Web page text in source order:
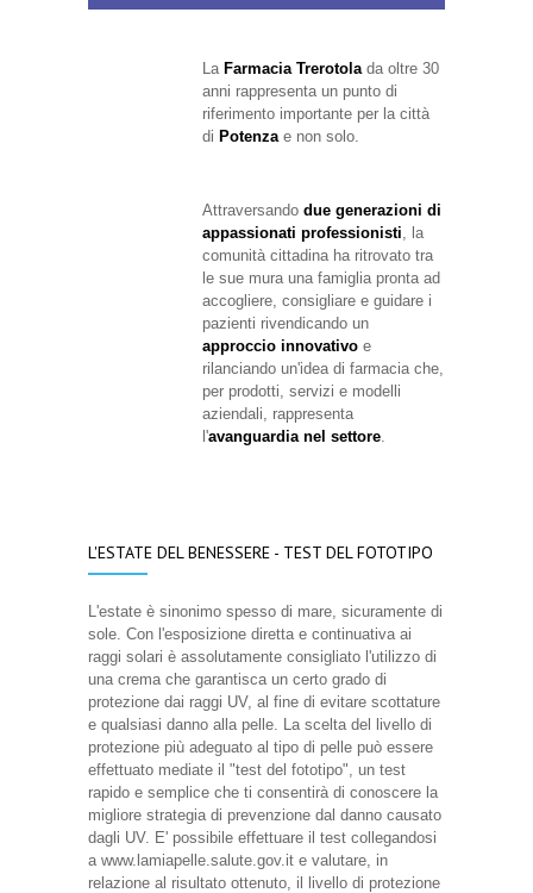
La Farmacia Trerotolada oltre 30
anni rappresenta un punto di
riferimento importante per la città
di Potenzae non solo.
Attraversando due generazioni di
appassionati professionisti, la
comunità cittadina ha ritrovato tra
le sue mura una famiglia pronta ad
accogliere, consigliare e guidare i
pazienti rivendicando un
approccio innovativo e
rilanciando un'idea di farmacia che,
per prodotti, servizi e modelli
aziendali, rappresenta
l'avanguardia nel settore.
L'ESTATE DEL BENESSERE - TEST DEL FOTOTIPO
L'estate è sinonimo spesso di mare, sicuramente di
sole. Con l'esposizione diretta e continuativa ai
raggi solari è assolutamente consigliato l'utilizzo di
una crema che garantisca un certo grado di
protezione dai raggi UV, al fine di evitare scottature
e qualsiasi danno alla pelle. La scelta del livello di
protezione più adeguato al tipo di pelle può essere
effettuato mediate il "test del fototipo", un test
rapido e semplice che ti consentirà di conoscere la
migliore strategia di prevenzione dal danno causato
dagli UV. E' possibile effettuare il test collegandosi
a www.lamiapelle.salute.gov.it e valutare, in
relazione al risultato ottenuto, il livello di protezione